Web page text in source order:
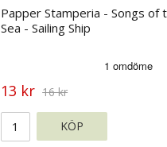
Papper Stamperia - Songs of
Sea - Sailing Ship
13 kr 16 kr
KÖP